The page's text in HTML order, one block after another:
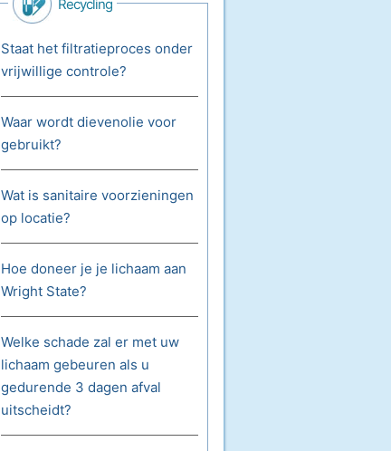
Recycling
Staat het filtratieproces onder
vrijwillige controle?
Waar wordt dievenolie voor
gebruikt?
Wat is sanitaire voorzieningen
op locatie?
Hoe doneer je je lichaam aan
Wright State?
Welke schade zal er met uw
lichaam gebeuren als u
gedurende 3 dagen afval
uitscheidt?